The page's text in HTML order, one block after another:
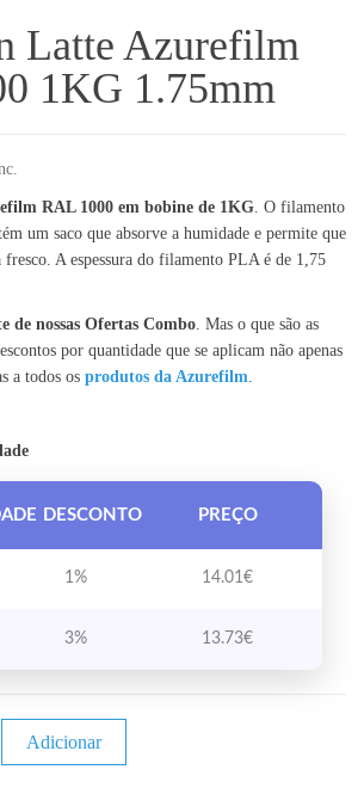
Latte Azurefilm
1KG 1.75mm
era: 18.90€.
atual é: 14.15€.
RAL 1000 em bobine de 1KG . O filamento
um saco que absorve a humidade e permite que
A espessura do filamento PLA é de 1,75
de nossas Ofertas Combo . Mas o que são as
por quantidade que se aplicam não apenas
a todos os produtos da Azurefilm
DESCONTO PREÇO
1% 14.01 €
3% 13.73€
Adicionar